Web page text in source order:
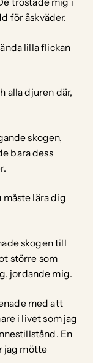
tröstade mig i
för åskväder.
lilla flickan
alla djuren där,
skogen,
bara dess
måste lära dig
skogen till
större som
jordande mig.
med att
i livet som jag
En
jag mötte